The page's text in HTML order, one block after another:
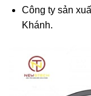
Công ty sản
Khánh.